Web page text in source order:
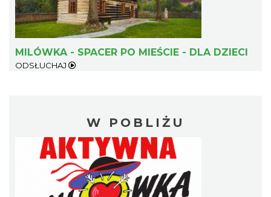
MILÓWKA - SPACER PO MIEŚCIE - DLA DZIECI
ODSŁUCHAJ
W POBLIŻU